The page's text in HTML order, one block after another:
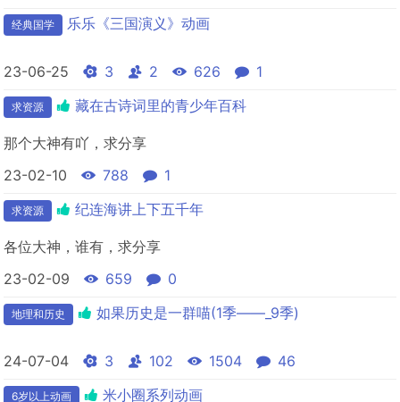
经典国学 乐乐《三国演义》动画
23-06-25 3 2 626 1
求资源 藏在古诗词里的青少年百科
那个大神有吖，求分享
23-02-10
788 1
求资源 纪连海讲上下五千年
各位大神，谁有，求分享
23-02-09
659 0
地理和历史 如果历史是一群喵(1季——_9季)
24-07-04 3 102 1504 46
6岁以上动画 米小圈系列动画